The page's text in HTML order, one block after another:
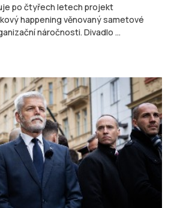
po čtyřech letech projekt
happening věnovaný sametové
náročnosti. Divadlo ...